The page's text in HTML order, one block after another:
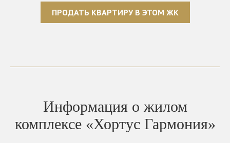
ПРОДАТЬ КВАРТИРУ В ЭТОМ ЖК
Информация о жилом
комплексе «Хортус Гармония»